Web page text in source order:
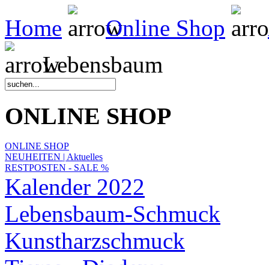
Home Online Shop
Lebensbaum
ONLINE SHOP
ONLINE SHOP
NEUHEITEN | Aktuelles
RESTPOSTEN - SALE %
Kalender 2022
Lebensbaum-Schmuck
Kunstharzschmuck